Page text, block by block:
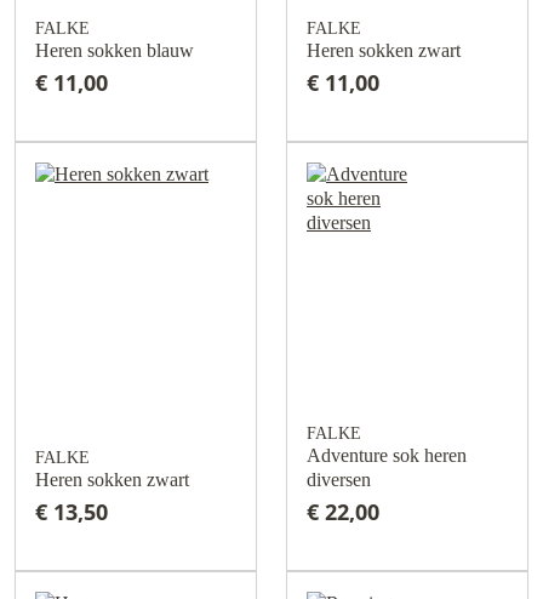
FALKE
Heren sokken blauw
€ 11,00
FALKE
Heren sokken zwart
€ 11,00
FALKE
Heren sokken zwart
€ 13,50
FALKE
Adventure sok heren
diversen
€ 22,00